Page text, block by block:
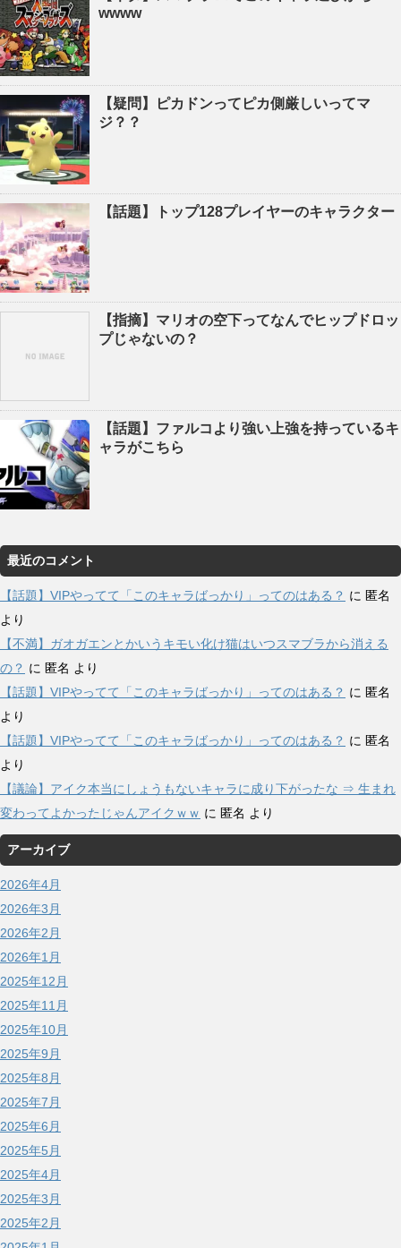
wwww
【疑問】ピカドンってピカ側厳しいってマ
ジ？？
【話題】トップ128プレイヤーのキャラクター
【指摘】マリオの空下ってなんでヒップドロッ
プじゃないの？
【話題】ファルコより強い上強を持っているキ
ャラがこちら
最近のコメント
【話題】VIPやってて「このキャラばっかり」ってのはある？ に 匿名
より
【不満】ガオガエンとかいうキモい化け猫はいつスマブラから消える
の？ に 匿名 より
【話題】VIPやってて「このキャラばっかり」ってのはある？ に 匿名
より
【話題】VIPやってて「このキャラばっかり」ってのはある？ に 匿名
より
【議論】アイク本当にしょうもないキャラに成り下がったな ⇒ 生まれ
変わってよかったじゃんアイクｗｗ に 匿名 より
アーカイブ
2026年4月
2026年3月
2026年2月
2026年1月
2025年12月
2025年11月
2025年10月
2025年9月
2025年8月
2025年7月
2025年6月
2025年5月
2025年4月
2025年3月
2025年2月